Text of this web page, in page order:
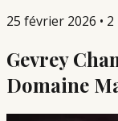
25 février 2026 • 2
Gevrey
Domaine